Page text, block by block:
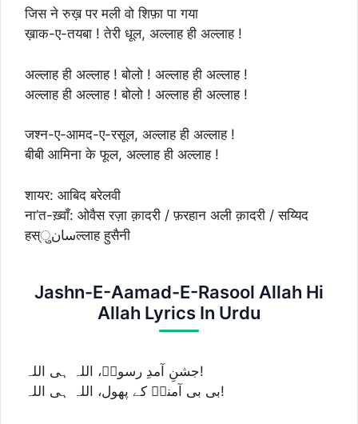
जिस ने रुख़ पर मली वो शिफ़ा पा गया
ख़ाक-ए-तयबा ! तेरी धूल, अल्लाह ही अल्लाह !
अल्लाह ही अल्लाह ! बोलो ! अल्लाह ही अल्लाह !
अल्लाह ही अल्लाह ! बोलो ! अल्लाह ही अल्लाह !
जश्न-ए-आमद-ए-रसूल, अल्लाह ही अल्लाह !
बीबी आमिना के फूल, अल्लाह ही अल्लाह !
शायर: आबिद बरेलवी
ना’त-ख़्वाँ: ओवैस रज़ा क़ादरी / फ़रहान अली क़ादरी / सय्यिद
हस्سانुल्लाह हुसैनी
Jashn-E-Aamad-E-Rasool Allah Hi
Allah Lyrics In Urdu
جشنِ آمدِ رسولؐ، اللہ ہی اللہ!
بی بی آمنہؑ کے پھول، اللہ ہی اللہ!